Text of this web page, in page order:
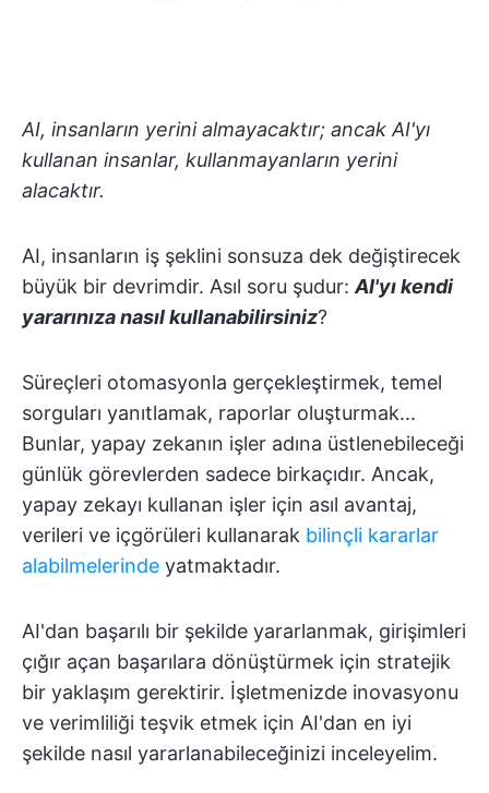
AI, insanların yerini almayacaktır; ancak AI'yı
kullanan insanlar, kullanmayanların yerini
alacaktır.
AI, insanların iş şeklini sonsuza dek değiştirecek
büyük bir devrimdir. Asıl soru şudur: AI'yı kendi
yararınıza nasıl kullanabilirsiniz?
Süreçleri otomasyonla gerçekleştirmek, temel
sorguları yanıtlamak, raporlar oluşturmak...
Bunlar, yapay zekanın işler adına üstlenebileceği
günlük görevlerden sadece birkaçıdır. Ancak,
yapay zekayı kullanan işler için asıl avantaj,
verileri ve içgörüleri kullanarak bilinçli kararlar
alabilmelerinde yatmaktadır.
AI'dan başarılı bir şekilde yararlanmak, girişimleri
çığır açan başarılara dönüştürmek için stratejik
bir yaklaşım gerektirir. İşletmenizde inovasyonu
ve verimliliği teşvik etmek için AI'dan en iyi
şekilde nasıl yararlanabileceğinizi inceleyelim.